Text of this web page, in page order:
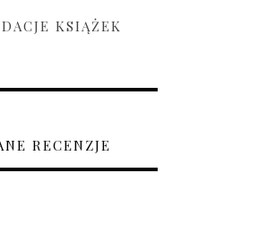
KSIĄŻEK
RECENZJE